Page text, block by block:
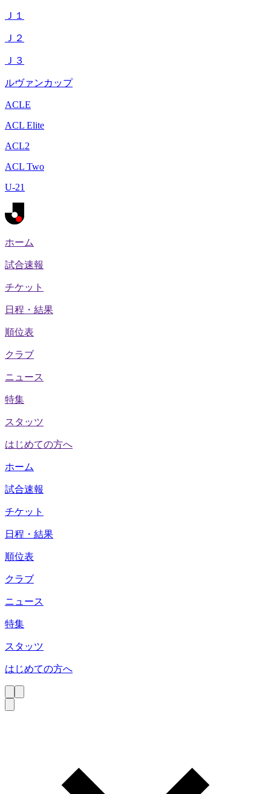
Ｊ１
Ｊ２
Ｊ３
ルヴァンカップ
ACLE
ACL Elite
ACL2
ACL Two
U-21
ホーム
試合速報
チケット
日程・結果
順位表
クラブ
ニュース
特集
スタッツ
はじめての方へ
ホーム
試合速報
チケット
日程・結果
順位表
クラブ
ニュース
特集
スタッツ
はじめての方へ